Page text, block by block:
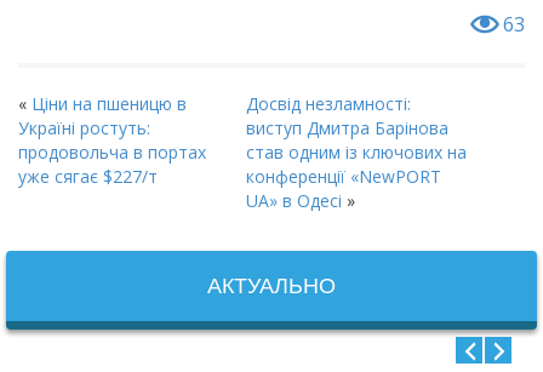
63
« Ціни на пшеницю в
Україні ростуть:
продовольча в портах
уже сягає $227/т
Досвід незламності:
виступ Дмитра Барінова
став одним із ключових на
конференції «NewPORT
UA» в Одесі »
АКТУАЛЬНО